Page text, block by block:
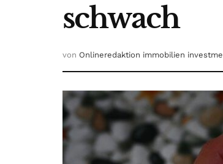
schwach
von Onlineredaktion immobilien